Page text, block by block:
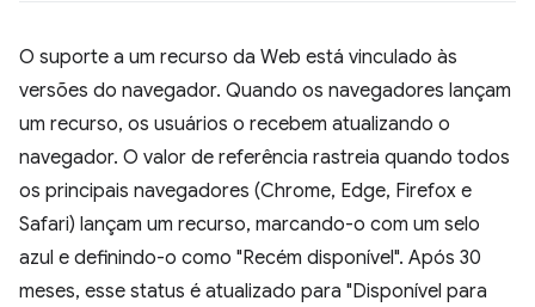
O suporte a um recurso da Web está vinculado às
versões do navegador. Quando os navegadores lançam
um recurso, os usuários o recebem atualizando o
navegador. O valor de referência rastreia quando todos
os principais navegadores (Chrome, Edge, Firefox e
Safari) lançam um recurso, marcando-o com um selo
azul e definindo-o como "Recém disponível". Após 30
meses, esse status é atualizado para "Disponível para